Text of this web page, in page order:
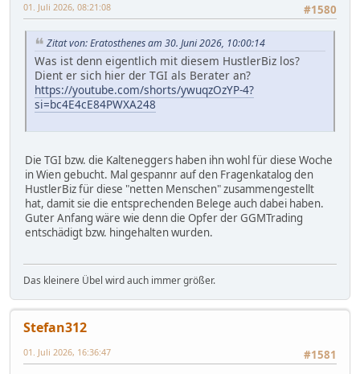
#1580
01. Juli 2026, 08:21:08
Zitat von: Eratosthenes am 30. Juni 2026, 10:00:14
Was ist denn eigentlich mit diesem HustlerBiz los?
Dient er sich hier der TGI als Berater an?
https://youtube.com/shorts/ywuqzOzYP-4?
si=bc4E4cE84PWXA248
Die TGI bzw. die Kalteneggers haben ihn wohl für diese Woche
in Wien gebucht. Mal gespannr auf den Fragenkatalog den
HustlerBiz für diese "netten Menschen" zusammengestellt
hat, damit sie die entsprechenden Belege auch dabei haben.
Guter Anfang wäre wie denn die Opfer der GGMTrading
entschädigt bzw. hingehalten wurden.
Das kleinere Übel wird auch immer größer.
Stefan312
#1581
01. Juli 2026, 16:36:47